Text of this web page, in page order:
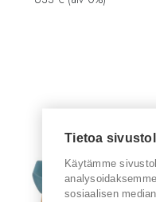
Tietoa
Käytämme
sosiaalisen